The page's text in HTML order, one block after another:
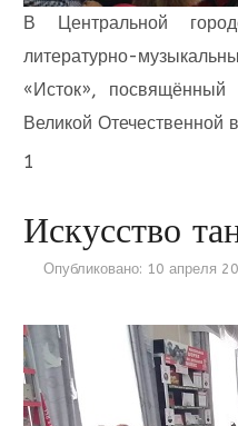
В Центральной
литературно-
«Исток»,
Великой Отечественной
1
Искусство
Опубликовано: 10 апреля